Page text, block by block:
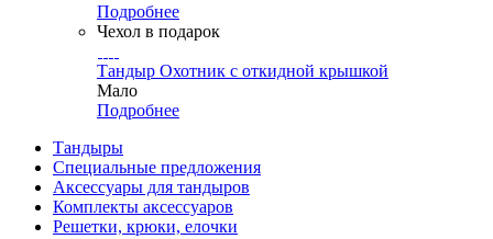
Подробнее
Чехол в подарок
Тандыр Охотник с откидной крышкой
Мало
Подробнее
Тандыры
Специальные предложения
Аксессуары для тандыров
Комплекты аксессуаров
Решетки, крюки, елочки